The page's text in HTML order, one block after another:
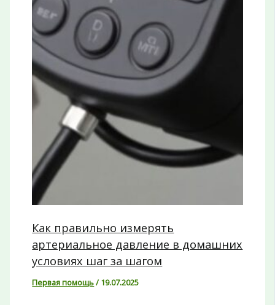
Как правильно измерять
артериальное давление в домашних
условиях шаг за шагом
Первая помощь/ 19.07.2025